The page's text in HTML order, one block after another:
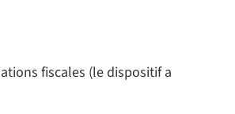
fiscales (le dispositif a